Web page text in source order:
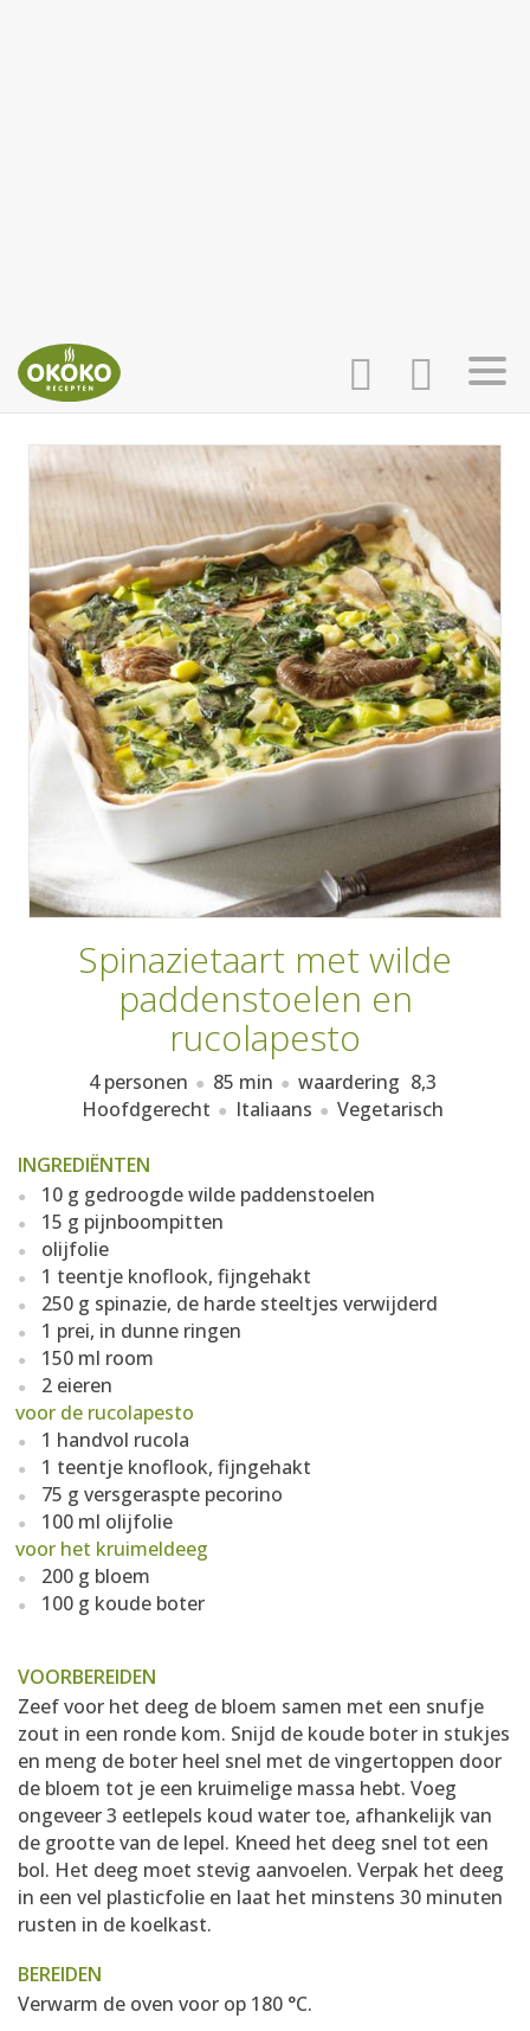
INLOGGEN
AANMELDEN
HOME
RECEPTEN
WEEKMENU'S
KOOKBOEKEN
Spinazietaart met wilde
paddenstoelen en
rucolapesto
4 personen 85 min waardering 8,3
Hoofdgerecht
Italiaans Vegetarisch
INGREDIËNTEN
10 g gedroogde wilde paddenstoelen
15 g pijnboompitten
olijfolie
1 teentje knoflook, fijngehakt
250 g spinazie, de harde steeltjes verwijderd
1 prei, in dunne ringen
150 ml room
2 eieren
voor de rucolapesto
1 handvol rucola
1 teentje knoflook, fijngehakt
75 g versgeraspte pecorino
100 ml olijfolie
voor het kruimeldeeg
200 g bloem
100 g koude boter
VOORBEREIDEN
Zeef voor het deeg de bloem samen met een snufje
zout in een ronde kom. Snijd de koude boter in stukjes
en meng de boter heel snel met de vingertoppen door
de bloem tot je een kruimelige massa hebt. Voeg
ongeveer 3 eetlepels koud water toe, afhankelijk van
de grootte van de lepel. Kneed het deeg snel tot een
bol. Het deeg moet stevig aanvoelen. Verpak het deeg
in een vel plasticfolie en laat het minstens 30 minuten
rusten in de koelkast.
BEREIDEN
Verwarm de oven voor op 180 °C.